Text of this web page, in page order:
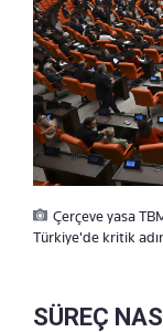
Çerçeve yasa
Türkiye'de kritik
SÜREÇ